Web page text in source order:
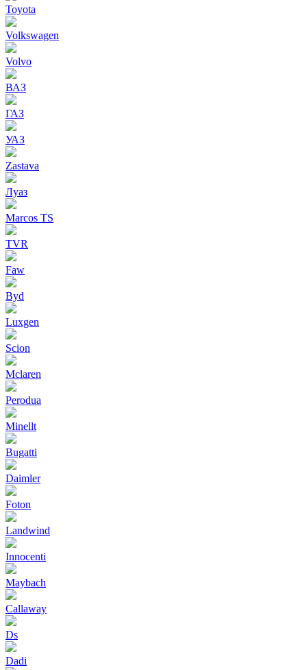
Toyota
Volkswagen
Volvo
ВАЗ
ГАЗ
УАЗ
Zastava
Луаз
Marcos TS
TVR
Faw
Byd
Luxgen
Scion
Mclaren
Perodua
Minellt
Bugatti
Daimler
Foton
Landwind
Innocenti
Maybach
Callaway
Ds
Dadi